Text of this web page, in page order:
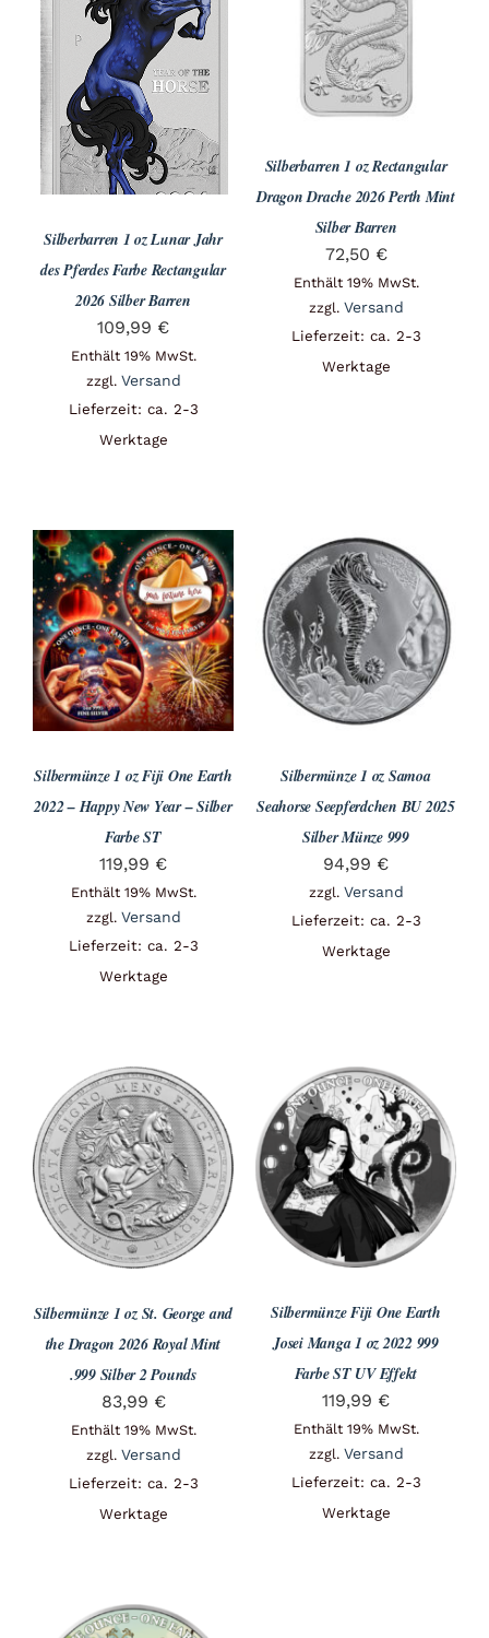
Mein Konto
Silberbarren 1 oz Lunar Jahr
des Pferdes Farbe Rectangular
2026 Silber Barren
109,99 €
Enthält 19% MwSt.
zzgl. Versand
Lieferzeit: ca. 2-3
Werktage
Silberbarren 1 oz Rectangular
Dragon Drache 2026 Perth Mint
Silber Barren
72,50 €
Enthält 19% MwSt.
zzgl. Versand
Lieferzeit: ca. 2-3
Werktage
Silbermünze 1 oz Fiji One Earth
2022 – Happy New Year – Silber
Farbe ST
119,99 €
Enthält 19% MwSt.
zzgl. Versand
Lieferzeit: ca. 2-3
Werktage
Silbermünze 1 oz Samoa
Seahorse Seepferdchen BU 2025
Silber Münze 999
94,99 €
zzgl. Versand
Lieferzeit: ca. 2-3
Werktage
Silbermünze 1 oz St. George and
the Dragon 2026 Royal Mint
.999 Silber 2 Pounds
83,99 €
Enthält 19% MwSt.
zzgl. Versand
Lieferzeit: ca. 2-3
Werktage
Silbermünze Fiji One Earth
Josei Manga 1 oz 2022 999
Farbe ST UV Effekt
119,99 €
Enthält 19% MwSt.
zzgl. Versand
Lieferzeit: ca. 2-3
Werktage